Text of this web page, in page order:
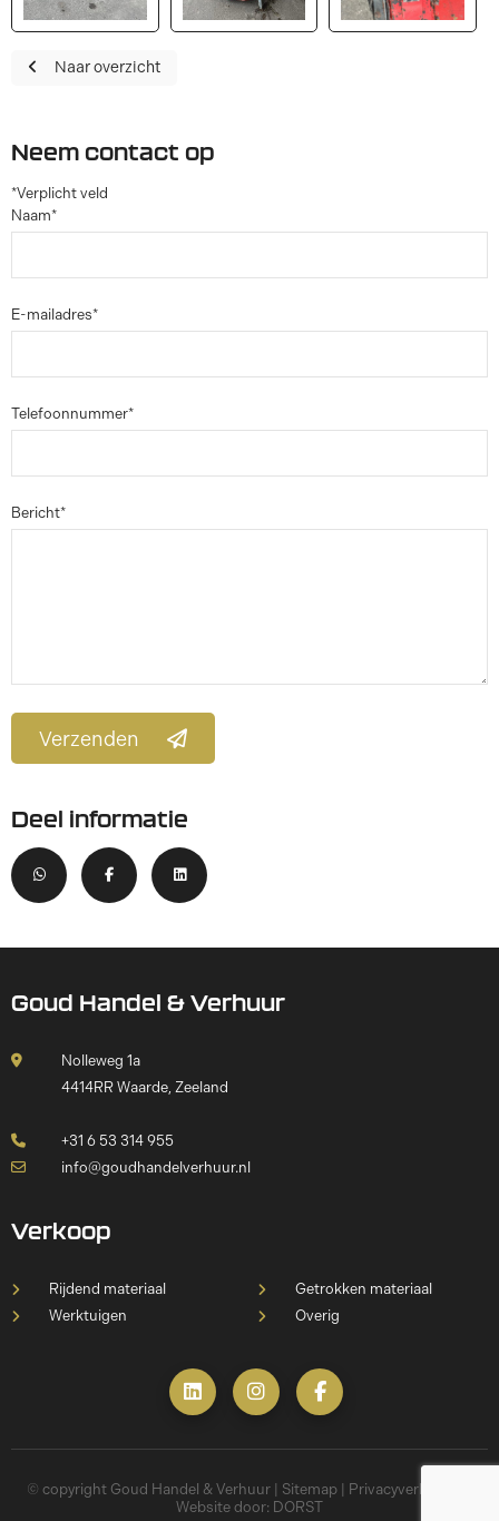
Naar overzicht
Neem contact op
*Verplicht veld
Naam*
E-mailadres*
Telefoonnummer*
Bericht*
Verzenden
Deel informatie
Goud Handel & Verhuur
Nolleweg 1a
4414RR Waarde, Zeeland
+31 6 53 314 955
info@goudhandelverhuur.nl
Verkoop
Rijdend materiaal
Werktuigen
Getrokken materiaal
Overig
© copyright Goud Handel & Verhuur | Sitemap Privacyverklaring
Website door: DORST